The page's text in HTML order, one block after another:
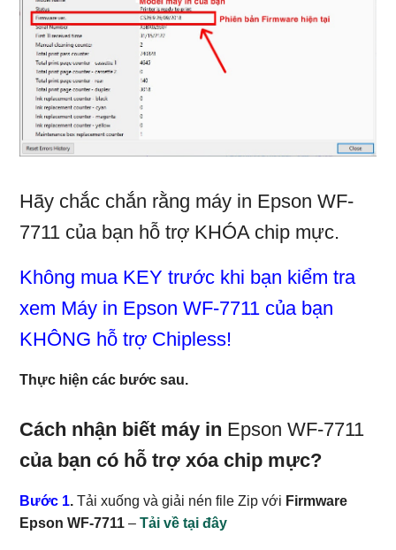
Hãy chắc chắn rằng máy in Epson WF-
7711 của bạn hỗ trợ KHÓA chip mực.
Không mua KEY trước khi bạn kiểm tra
xem Máy in Epson WF-7711 của bạn
KHÔNG hỗ trợ Chipless!
Thực hiện các bước sau.
Cách nhận biết máy in Epson WF-7711
của bạncó hỗ trợ xóa chip mực?
Bước 1. Tải xuống và giải nén file Zip với Firmware
Epson WF-7711 –Tải về tại đây